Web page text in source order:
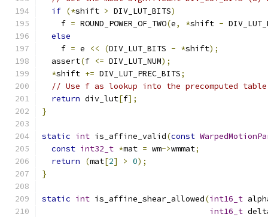
if (*shift > DIV_LUT_BITS)
    f
= ROUND_POWER_OF_TWO(e, *shift -
else
    f
= e << (DIV_LUT_BITS - *shift);
  assert
(f <= DIV_LUT_NUM);
*shift += DIV_LUT_PREC_BITS;
// Use f as lookup into the precomputed
return div_lut[f];
}
static int is_affine_valid(const
const int32_t *mat = wm->wmmat;
return
(mat[2] > 0);
}
static int is_affine_shear_allowed(int16_t
int16_t